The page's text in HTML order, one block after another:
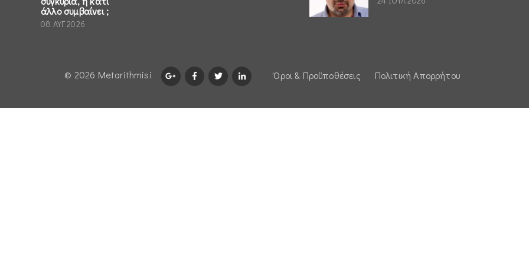
άλλο συμβαίνει ;
08 ΑΥΓ 2026
Όροι & Προϋποθέσεις Πολιτική Απορρήτου
© 2026 Μetarithmisi